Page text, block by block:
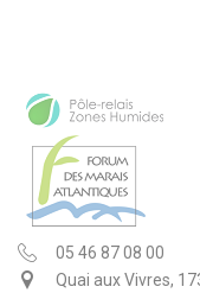
05 46 87 08 00
Quai aux Vivres,